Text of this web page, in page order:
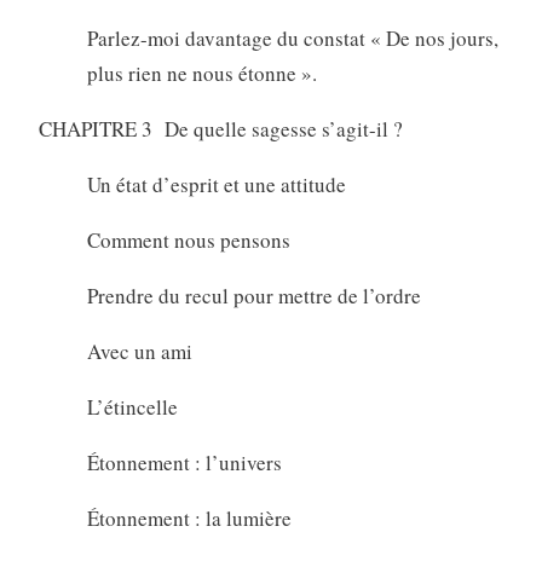
Parlez-moi davantage du constat « De nos jours,
plus rien ne nous étonne ».
CHAPITRE 3 De quelle sagesse s’agit-il ?
Un état d’esprit et une attitude
Comment nous pensons
Prendre du recul pour mettre de l’ordre
Avec un ami
L’étincelle
Étonnement : l’univers
Étonnement : la lumière